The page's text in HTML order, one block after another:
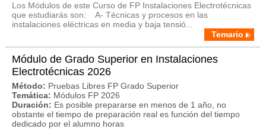
Los Módulos de este Curso de FP Instalaciones Electrotécnicas
que estudiarás son: A- Técnicas y procesos en las
instalaciones eléctricas en media y baja tensió...
Temario
Módulo de Grado Superior en Instalaciones
Electrotécnicas 2026
Método: Pruebas Libres FP Grado Superior
Temática: Módulos FP 2026
Duración: Es posible prepararse en menos de 1 año, no
obstante el tiempo de preparación real es función del tiempo
dedicado por el alumno horas